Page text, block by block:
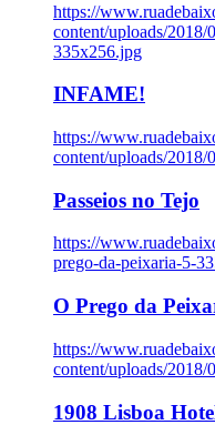
https://
content/uploads/2018/
335x256.jpg
INFAME!
https://
content/uploads/
Passeios no Tejo
https://
prego-da-peixaria-5-
O Prego da
https://
content/uploads/
1908 Lisboa